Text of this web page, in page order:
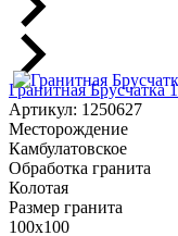
Гранитная Брусчатка
Артикул: 1250627
Месторождение
Камбулатовское
Обработка гранита
Колотая
Размер гранита
100х100